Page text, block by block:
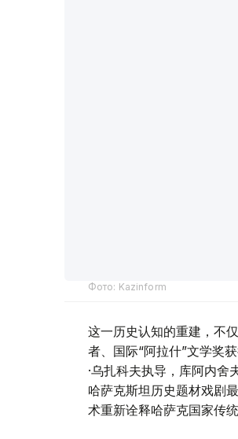
Фото: Kazinform
这一历史认知的重建，不
者、国际“阿拉什”文学奖
·乌扎科夫执导，库阿内舍